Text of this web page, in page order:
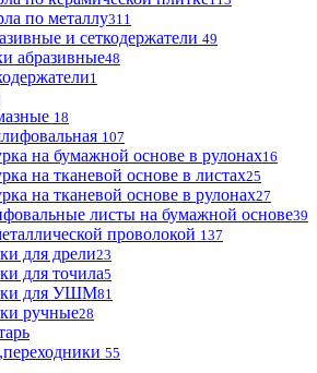
по металлу311
и сеткодержатели 49
абразивные48
1
18
107
на бумажной основе в рулонах16
на тканевой основе в листах25
на тканевой основе в рулонах27
листы на бумажной основе39
проволокой 137
для дрели23
для точила5
для УШМ81
ручные28
55